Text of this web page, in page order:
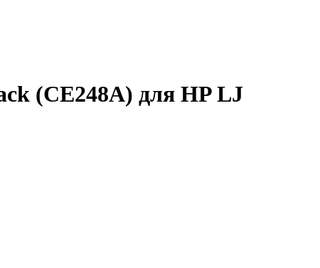
(CE248A) для HP LJ